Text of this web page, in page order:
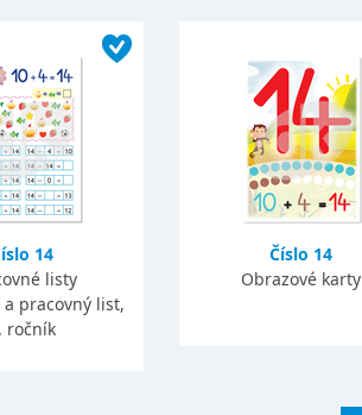
14
listy
pracovný list,
ročník
Číslo 14
Obrazové karty